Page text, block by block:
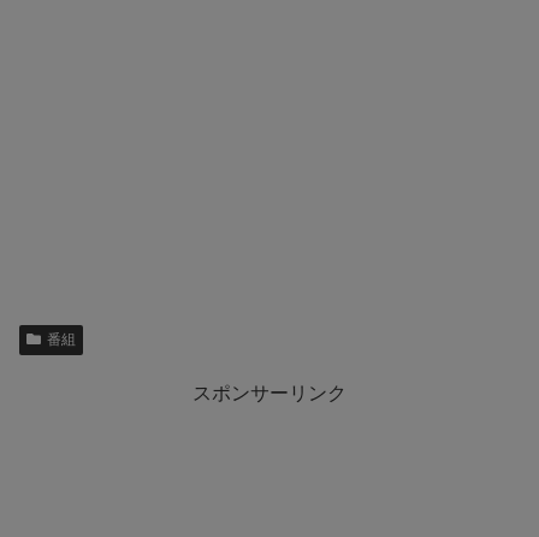
番組
スポンサーリンク